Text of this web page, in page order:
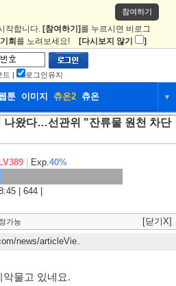
참여하기
작합니다. [참여하기] 를 누르시면 비로그
회 를 노려보세요! [다시보지 않기 ]
드 | 로그인유지
툰 이미지 츄온2 츄온 ▼
커뮤니티 애니만화
나왔다…선관위 "잔류물 원천 차단
LV389 Exp.40%
| 644 |
가능
[닫기X]
news/articleVie
물고 있네요.